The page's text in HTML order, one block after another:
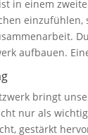
in einem
aufbauen.
bringt
nur als
gestärkt